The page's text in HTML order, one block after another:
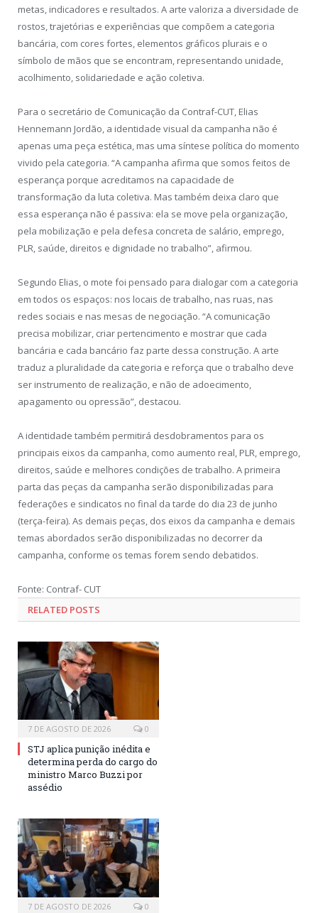
metas, indicadores e resultados. A arte valoriza a diversidade de
rostos, trajetórias e experiências que compõem a categoria
bancária, com cores fortes, elementos gráficos plurais e o
símbolo de mãos que se encontram, representando unidade,
acolhimento, solidariedade e ação coletiva.
Para o secretário de Comunicação da Contraf-CUT, Elias
Hennemann Jordão, a identidade visual da campanha não é
apenas uma peça estética, mas uma síntese política do momento
vivido pela categoria. “A campanha afirma que somos feitos de
esperança porque acreditamos na capacidade de
transformação da luta coletiva. Mas também deixa claro que
essa esperança não é passiva: ela se move pela organização,
pela mobilização e pela defesa concreta de salário, emprego,
PLR, saúde, direitos e dignidade no trabalho”, afirmou.
Segundo Elias, o mote foi pensado para dialogar com a categoria
em todos os espaços: nos locais de trabalho, nas ruas, nas
redes sociais e nas mesas de negociação. “A comunicação
precisa mobilizar, criar pertencimento e mostrar que cada
bancária e cada bancário faz parte dessa construção. A arte
traduz a pluralidade da categoria e reforça que o trabalho deve
ser instrumento de realização, e não de adoecimento,
apagamento ou opressão”, destacou.
A identidade também permitirá desdobramentos para os
principais eixos da campanha, como aumento real, PLR, emprego,
direitos, saúde e melhores condições de trabalho. A primeira
parta das peças da campanha serão disponibilizadas para
federações e sindicatos no final da tarde do dia 23 de junho
(terça-feira). As demais peças, dos eixos da campanha e demais
temas abordados serão disponibilizadas no decorrer da
campanha, conforme os temas forem sendo debatidos.
Fonte: Contraf- CUT
RELATED POSTS
7 DE AGOSTO DE 2026 0
STJ aplica punição inédita e
determina perda do cargo do
ministro Marco Buzzi por
assédio
7 DE AGOSTO DE 2026 0